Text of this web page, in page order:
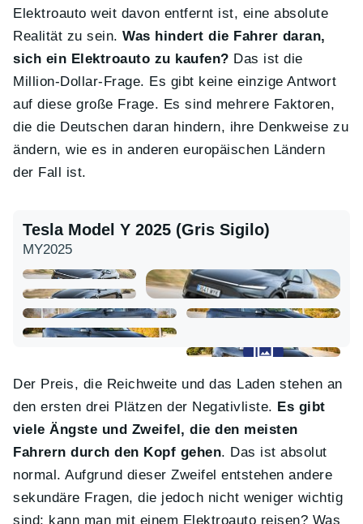
Elektroauto weit davon entfernt ist, eine absolute
Realität zu sein.Was hindert die Fahrer daran,
sich ein Elektroauto zu kaufen? Das ist die
Million-Dollar-Frage. Es gibt keine einzige Antwort
auf diese große Frage. Es sind mehrere Faktoren,
die die Deutschen daran hindern, ihre Denkweise zu
ändern, wie es in anderen europäischen Ländern
der Fall ist.
Tesla Model Y 2025 (Gris Sigilo)
MY2025
Der Preis, die Reichweite und das Laden stehen an
den ersten drei Plätzen der Negativliste. Es gibt
viele Ängste und Zweifel, die den meisten
Fahrern durch den Kopf gehen. Das ist absolut
normal. Aufgrund dieser Zweifel entstehen andere
sekundäre Fragen, die jedoch nicht weniger wichtig
sind; kann man mit einem Elektroauto reisen? Was